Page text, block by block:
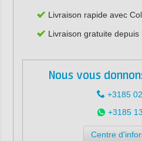
Livraison rapide avec
Livraison gratuite depuis
Nous vous
+3185
+3185
Centre